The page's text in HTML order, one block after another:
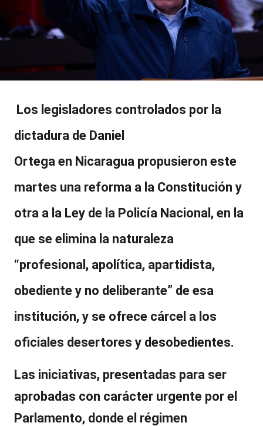
Los legisladores controlados por la
dictadura de Daniel
Ortega en Nicaragua propusieron este
martes una reforma a la Constitución y
otra a la Ley de la Policía Nacional, en la
que se elimina la naturaleza
“profesional, apolítica, apartidista,
obediente y no deliberante” de esa
institución, y se ofrece cárcel a los
oficiales desertores y desobedientes.
Las iniciativas, presentadas para ser
aprobadas con carácter urgente por el
Parlamento, donde el régimen